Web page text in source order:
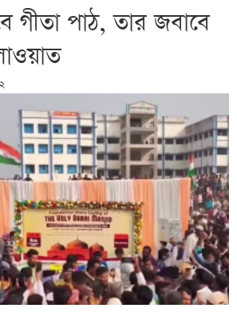
গীতা পাঠ, তার জবাবে